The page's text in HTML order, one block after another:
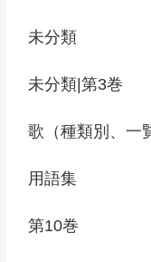
未分類
未分類|第3巻
歌（種類別、一
用語集
第10巻